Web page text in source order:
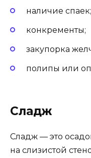
наличие спаек;
конкременты;
закупорка
полипы или
Сладж
Сладж — это
на слизистой